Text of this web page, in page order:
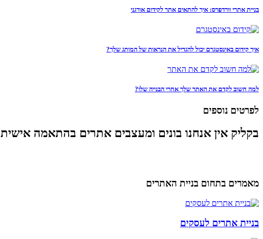
בניית אתרי וורדפרס: איך להתאים אתר לקידום אורגני
איך קידום באינסטגרם יכול להגדיל את הנראות של המותג שלך?
למה חשוב לקדם את האתר שלך אחרי הבנייה שלו?
לפרטים נוספים
בקליק אין אנחנו בונים ומעצבים אתרים בהתאמה אישית
מאמרים בתחום בניית האתרים
בניית אתרים לעסקים